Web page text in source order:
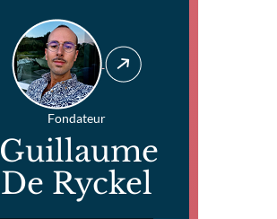
Fondateur
Guillaume
De Ryckel